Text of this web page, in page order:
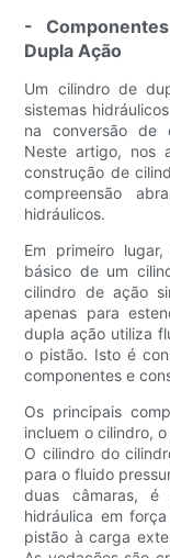
-
Dupla Ação
Um cilindro de
sistemas
na conversão de
Neste artigo, nos
construção de
compreensão
hidráulicos.
Em primeiro
básico de um
cilindro de ação
apenas para
dupla ação utiliza
o pistão. Isto é
componentes e
Os principais
incluem o cilindro,
O cilindro do
para o fluido
duas câmaras, é
hidráulica em
pistão à carga